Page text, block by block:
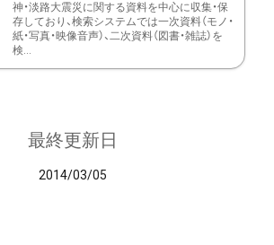
神・淡路大震災に関する資料を中心に収集・保
存しており、検索システムでは一次資料（モノ・
紙・写真・映像音声）、二次資料（図書・雑誌）を
検...
最終更新日
2014/03/05